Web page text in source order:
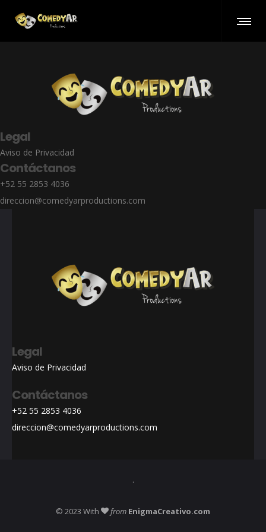
Legal
Aviso de Privacidad
Contáctanos
+52 55 2853 4036
direccion@comedyarproductions.com
Legal
Aviso de Privacidad
Contáctanos
+52 55 2853 4036
direccion@comedyarproductions.com
.
© 2023 With from EnigmaCreativo.com